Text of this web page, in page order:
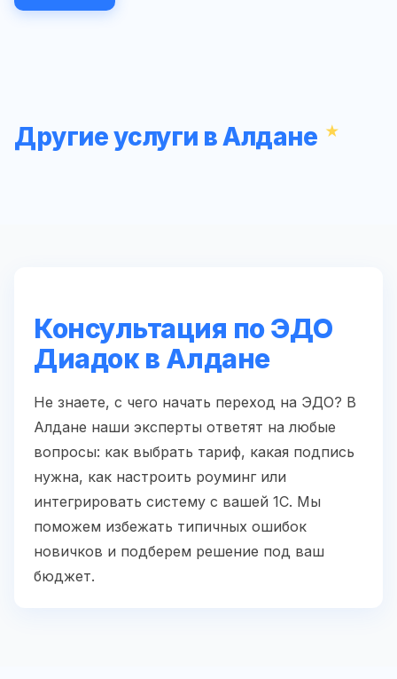
Другие услуги в Алдане
Консультация по ЭДО
Диадок в Алдане
Не знаете, с чего начать переход на ЭДО? В
Алдане наши эксперты ответят на любые
вопросы: как выбрать тариф, какая подпись
нужна, как настроить роуминг или
интегрировать систему с вашей 1С. Мы
поможем избежать типичных ошибок
новичков и подберем решение под ваш
бюджет.